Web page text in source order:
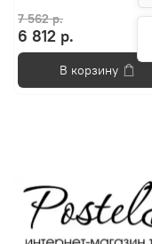
7 562 р.
6 812 р.
В корзину